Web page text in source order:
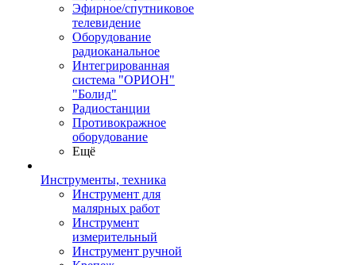
Эфирное/спутниковое
телевидение
Оборудование
радиоканальное
Интегрированная
система "ОРИОН"
"Болид"
Радиостанции
Противокражное
оборудование
Ещё
Инструменты, техника
Инструмент для
малярных работ
Инструмент
измерительный
Инструмент ручной